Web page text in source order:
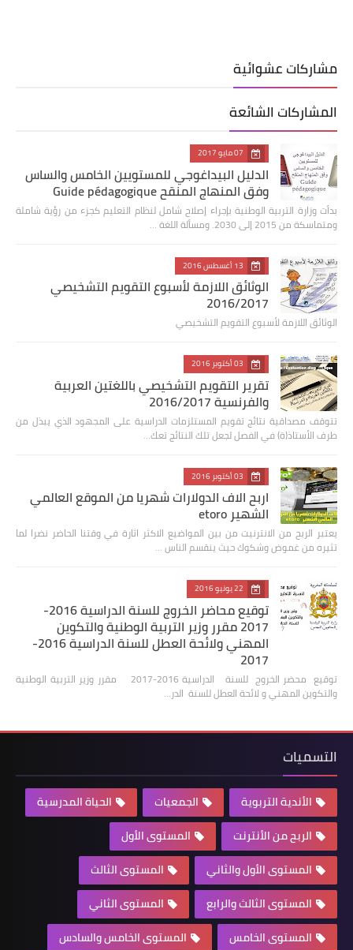
مشاركات عشوائية
المشاركات الشائعة
07 مايو 2017
الدليل البيداغوجي للمستويين الخامس والساس
وفق المنهاج المنقح Guide pédagogique
بدأت وزارة التربية الوطنية بإجراء إصلاح شامل لنظام التعليم كجزء من رؤية شاملة
ومتماسكة من 2015 إلى 2030. ومسألة اللغة …
13 أغسطس 2016
الوثائق اللازمة لأسبوع التقويم التشخيصي
2016/2017
الوثائق اللازمة لأسبوع التقويم التشخيصي
03 أكتوبر 2016
تقرير التقويم التشخيصي باللغتين العربية
والفرنسية 2016/2017
تتوقف مصداقية نتائج تقويم المستلزمات الدراسية على المجهود الذي يبذل من
طرف الأستاذ(ة) في الفصل لجعل تلك النتائج تعك…
03 أكتوبر 2016
اربح الاف الدولارات شهريا من الموقع العالمي
الشهير etoro
يعتبر الربح من الانترنيت من بين المواضيع الاكثر اثارة في وقتنا الحاضر نضرا لما
تثيره من غموض وشكوك حيث ينقسم الناس …
22 يونيو 2016
توقيع محاضر الخروج للسنة الدراسية 2016-
2017 مقرر وزير التربية الوطنية والتكوين
المهني ولائحة العطل للسنة الدراسية 2016-
2017
توقيع محضر الخروج للسنة الدراسية 2016-2017 مقرر وزير التربية الوطنية
والتكوين المهني و لائحة العطل للسنة الدر…
التسميات
الأندية التربوية الجمعيات
الحياة المدرسية
الربح من الأنترنت
المستوى الأول
المستوى الأول والثاني
المستوى الثالث
المستوى الثالث والرابع
المستوى الثاني
المستوى الخامس
المستوى الخامس والسادس